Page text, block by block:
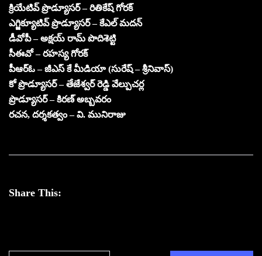
క్రియేటివ్ ప్రొడ్యూసర్ – రితికేష్ గోరక్
ఎగ్జిక్యూటివ్ ప్రొడ్యూసర్ – కేఎల్ మదన్
డీవోపీ – అక్షయ్ రామ్ పొదిశెట్టి
సీఈవో – రహస్య గోరక్
పీఆర్ఓ – జీఎస్ కే మీడియా (సురేష్ – శ్రీనివాస్)
కో ప్రొడ్యూసర్ – తేజేశ్వర్ రెడ్డి వేల్పుచర్ల
ప్రొడ్యూసర్ – కిరణ్ అబ్బవరం
రచన, దర్శకత్వం – వి. మునిరాజు
Share This: